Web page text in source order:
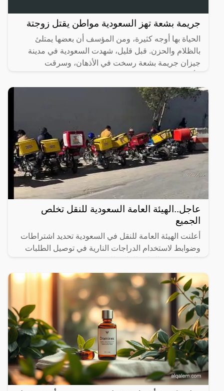
جريمة بشعة تهز السعودية مواطن يقتل زوجتة
الحياة بها أوجه كثيرة، ومن المؤسف أن بعضها يمتلئ
بالظلام والحزن. قبل قليل، شهدت السعودية في مدينة
جيزان جريمة بشعة رسخت في الأذهان، وسرقت
عاجل..الهيئة العامة السعودية للنقل تخلص
الجميع
أعلنت الهيئة العامة للنقل في السعودية تحديد اشتراطات
وضوابط لاستخدام الدراجات النارية في توصيل الطلبات